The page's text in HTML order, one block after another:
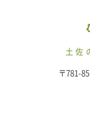
土佐
〒781-